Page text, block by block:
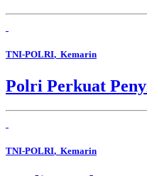
TNI-POLRI, Kemarin
Polri Perkuat
TNI-POLRI, Kemarin